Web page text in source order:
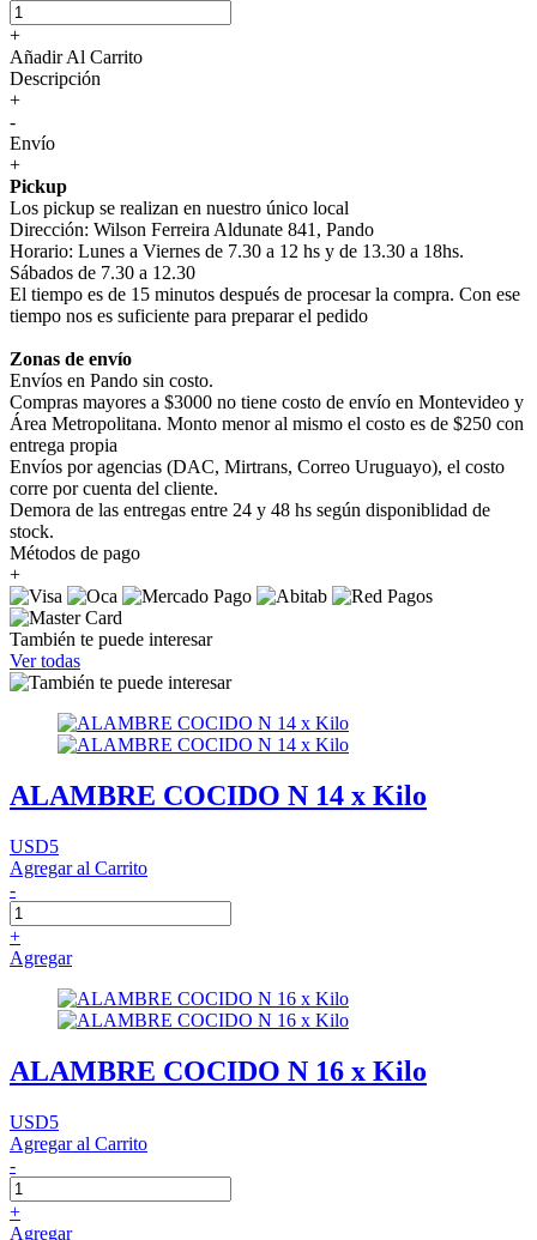
+
Añadir Al Carrito
Descripción
+
-
Envío
+
Pickup
Los pickup se realizan en nuestro único local
Dirección: Wilson Ferreira Aldunate 841, Pando
Horario: Lunes a Viernes de 7.30 a 12 hs y de 13.30 a 18hs.
Sábados de 7.30 a 12.30
El tiempo es de 15 minutos después de procesar la compra. Con ese
tiempo nos es suficiente para preparar el pedido
Zonas de envío
Envíos en Pando sin costo.
Compras mayores a $3000 no tiene costo de envío en Montevideo y
Área Metropolitana. Monto menor al mismo el costo es de $250 con
entrega propia
Envíos por agencias (DAC, Mirtrans, Correo Uruguayo), el costo
corre por cuenta del cliente.
Demora de las entregas entre 24 y 48 hs según disponiblidad de
stock.
Métodos de pago
+
También te puede interesar
Ver todas
ALAMBRE COCIDO N 14 x Kilo
USD5
Agregar al Carrito
-
+
Agregar
ALAMBRE COCIDO N 16 x Kilo
USD5
Agregar al Carrito
-
+
Agregar